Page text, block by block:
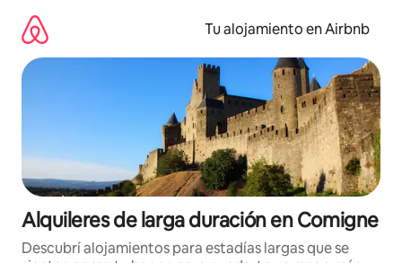
contenido
Tu alojamiento en Airbnb
Alquileres de larga duración en Comigne
Descubrí alojamientos para estadías largas que se